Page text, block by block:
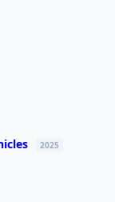
2025